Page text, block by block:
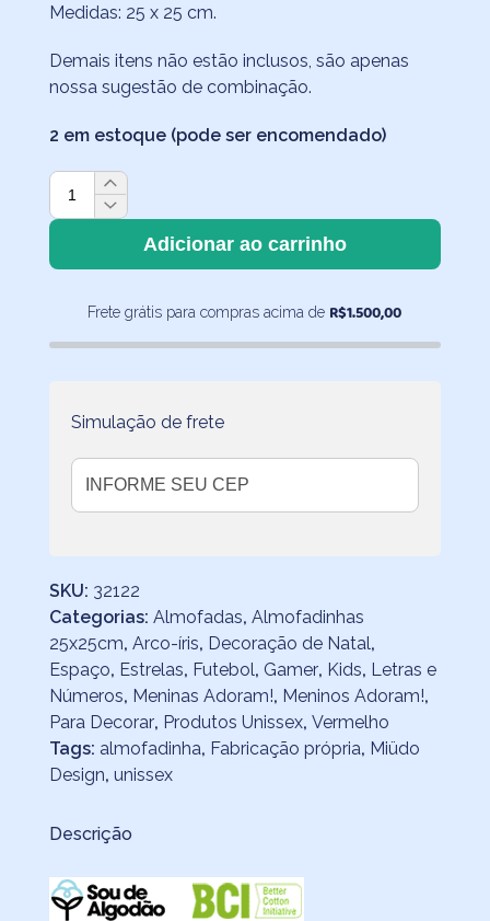
Medidas: 25 x 25 cm.
Demais itens não estão inclusos, são apenas
nossa sugestão de combinação.
2 em estoque (pode ser encomendado)
Almofadinha
Vermelha
cm
branco
Adicionar ao carrinho
Frete grátis para compras acima de R$1.500,00
Simulação de frete
SKU: 32122
Categorias: Almofadas, Almofadinhas
25x25cm, Arco-íris, Decoração de Natal,
Espaço, Estrelas, Futebol, Gamer, Kids, Letras e
Números, Meninas Adoram!, Meninos Adoram!,
Para Decorar, Produtos Unissex, Vermelho
Tags: almofadinha, Fabricação própria, Miüdo
Design, unissex
Descrição